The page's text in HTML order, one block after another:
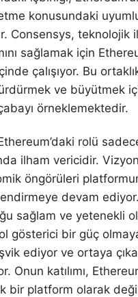
konusundaki
Consensys, teknolojik
sağlamak için
çalışıyor. Bu
ve büyütmek
örneklemektedir.
rolü
ilham vericidir.
öngörüleri
devam ediyor.
sağlam ve yetenekli
gösterici bir güç
ediyor ve ortaya
Onun katılımı,
bir platform olarak